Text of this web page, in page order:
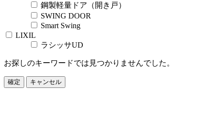
鋼製軽量ドア（開き戸）
SWING DOOR
Smart Swing
LIXIL
ラシッサUD
お探しのキーワードでは見つかりませんでした。
確定 キャンセル